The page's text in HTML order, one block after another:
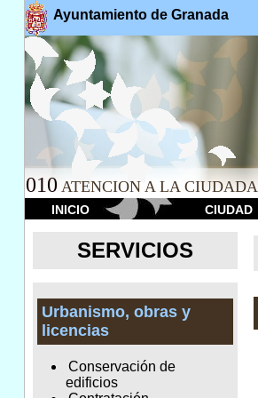
Ayuntamiento de Granada
010 ATENCION A LA
INICIO CIUDAD
SERVICIOS
Urbanismo, obras y
licencias
Conservación de
edificios